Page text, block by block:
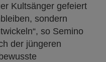
Kultsänger gefeiert
sondern
so Semino
der jüngeren